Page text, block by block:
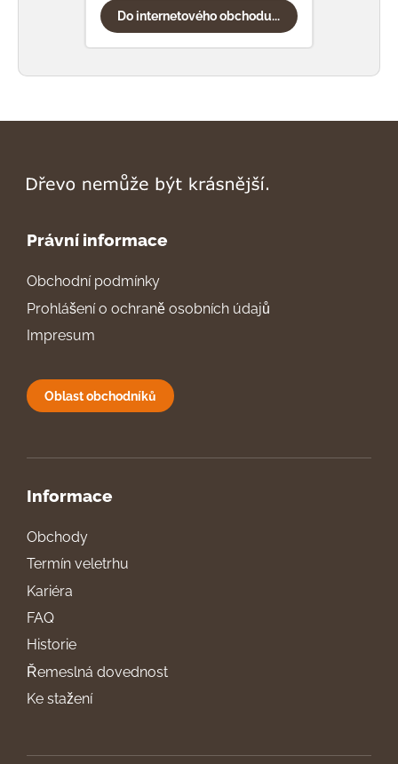
Do internetového obchodu...
Právní informace
Obchodní podmínky
Prohlášení o ochraně osobních údajů
Impresum
Oblast obchodníků
Informace
Obchody
Termín veletrhu
Kariéra
FAQ
Historie
Řemeslná dovednost
Ke stažení